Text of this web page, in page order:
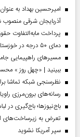
امیرحسین بهداد به
آذربایجان شرقی
پرداخت مابه‌التفاوت
دمای ۵۰ درجه در خوزستان | احتمال بارش‌های سیل‌آسا در ۳ استان
مسیر‌های راهپیمایی
ببینید | «چهل روز »
نظرسنجی شبکه تماشا
رسانه‌های برون‌مرزی
باج‌نیوزها؛ باج‌گیری در
تعرض به زیرساخت‌های
سپر آمریکا نشوید